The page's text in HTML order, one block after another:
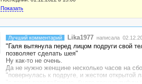
Показать
Лучший комментарий Lika1977 написала
"Галя вытянула перед лицом подруги свой
позволяет сделать шея"
Ну как-то не очень.
Да не нужно женщине несколько часов на
"повернулась к подруге, и жестом открытой